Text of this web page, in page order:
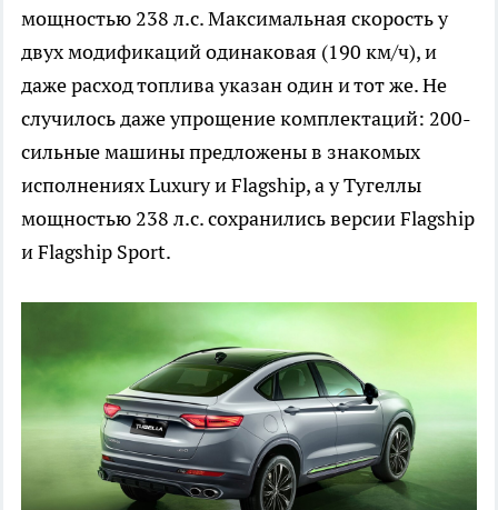
мощностью 238 л.с. Максимальная скорость у
двух модификаций одинаковая (190 км/ч), и
даже расход топлива указан один и тот же. Не
случилось даже упрощение комплектаций: 200-
сильные машины предложены в знакомых
исполнениях Luxury и Flagship, а у Тугеллы
мощностью 238 л.с. сохранились версии Flagship
и Flagship Sport.